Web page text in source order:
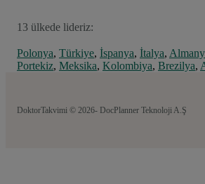
13 ülkede lideriz:
Polonya, Türkiye, İspanya, İtalya,
Portekiz, Meksika, Kolombiya, Brezilya,
DoktorTakvimi © 2026- DocPlanner Teknoloji A.Ş